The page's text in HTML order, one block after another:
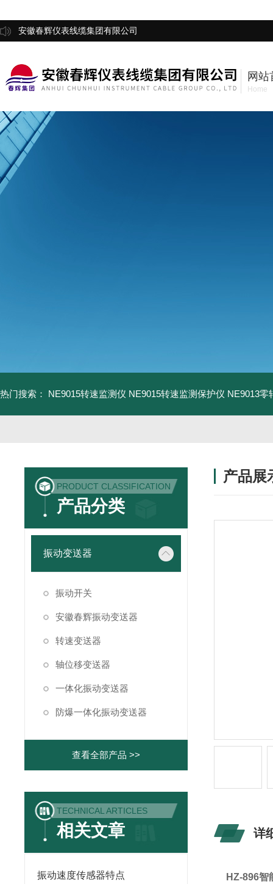
安徽春辉仪表线缆集团有限公司
网站
Home
热门搜索： NE9015转速监测仪 NE9015转速监测保护仪 NE9013零
PRODUCT CLASSIFICATION
产品分类
振动变送器
振动开关
安徽春辉振动变送器
转速变送器
轴位移变送器
一体化振动变送器
防爆一体化振动变送器
查看全部产品 >>
TECHNICAL ARTICLES
相关文章
振动速度传感器特点
产品展
详
HZ-896智